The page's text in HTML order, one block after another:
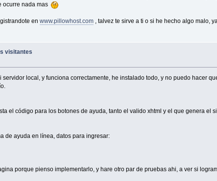
ocurre nada mas
en www.pillowhost.com, talvez te sirve a ti o si he hecho algo malo,
visitantes
local, y funciona correctamente, he instalado todo, y no puedo hacer
el código para los botones de ayuda, tanto el valido xhtml y el que genera el
de ayuda en línea, datos para ingresar:
porque pienso implementarlo, y hare otro par de pruebas ahi, a ver si